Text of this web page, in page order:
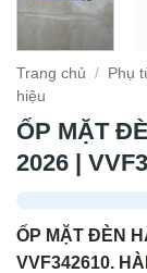
Trang chủ / Phụ
hiệu
ỐP MẶT
2026 |
ỐP MẶT ĐÈN
VVF342610.